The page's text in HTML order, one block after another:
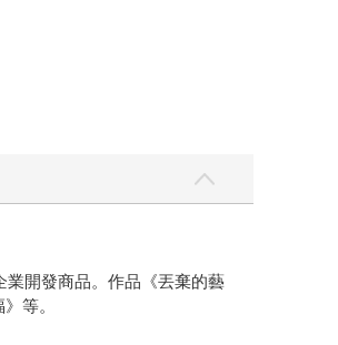
業開發商品。作品《丟棄的藝
等。